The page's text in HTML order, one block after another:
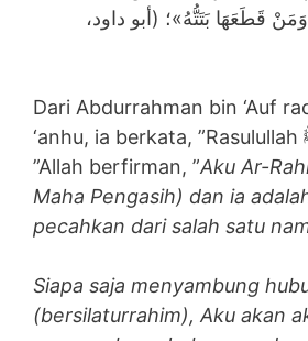
قَطَعَهَا بَتَتُّهُ»؛ (أبو داود،
Dari Abdurrahman bin ‘Auf
‘anhu, ia berkata, ”Rasulullah ﷺ bersabda,
”Allah berfirman, ”Aku Ar-
Maha Pengasih) dan ia
pecahkan dari salah satu
Siapa saja menyambung
(bersilaturrahim), Aku akan